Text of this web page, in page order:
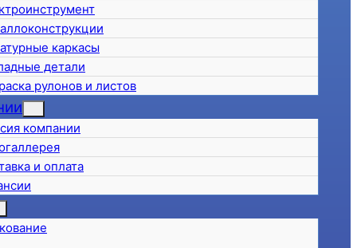
каркасы
детали
рулонов и листов
компании
и оплата